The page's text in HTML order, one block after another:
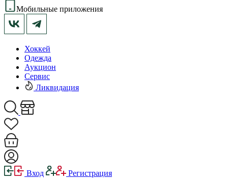
Мобильные приложения
Хоккей
Одежда
Аукцион
Сервис
Ликвидация
Вход Регистрация